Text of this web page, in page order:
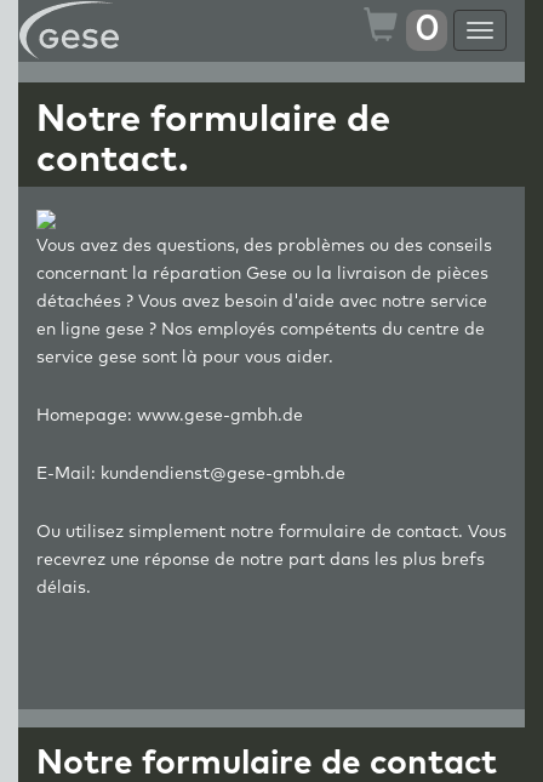
Toggle
0
Notre formulaire de
contact.
Vous avez des questions, des problèmes ou des conseils
concernant la réparation Gese ou la livraison de pièces
détachées ? Vous avez besoin d'aide avec notre service
en ligne gese ? Nos employés compétents du centre de
service gese sont là pour vous aider.
Homepage: www.gese-gmbh.de
E-Mail: kundendienst@gese-gmbh.de
Ou utilisez simplement notre formulaire de contact. Vous
recevrez une réponse de notre part dans les plus brefs
délais.
Notre formulaire de contact